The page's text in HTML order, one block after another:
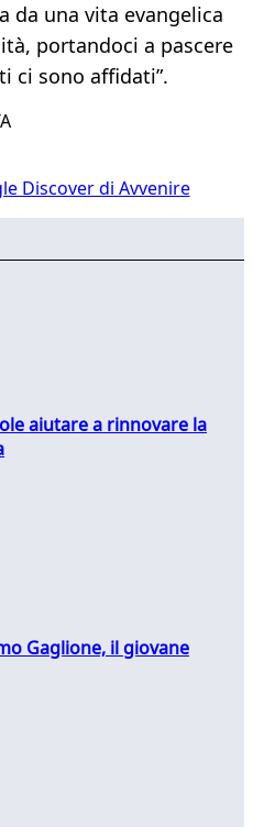
da una vita evangelica
portandoci a pascere
ci sono affidati”.
Discover di Avvenire
aiutare a rinnovare la
Gaglione, il giovane